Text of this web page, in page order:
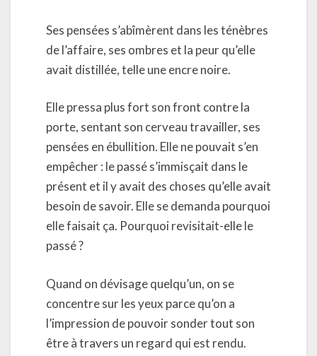
Ses pensées s’abîmèrent dans les ténèbres
de l’affaire, ses ombres et la peur qu’elle
avait distillée, telle une encre noire.
Elle pressa plus fort son front contre la
porte, sentant son cerveau travailler, ses
pensées en ébullition. Elle ne pouvait s’en
empêcher : le passé s’immisçait dans le
présent et il y avait des choses qu’elle avait
besoin de savoir. Elle se demanda pourquoi
elle faisait ça. Pourquoi revisitait-elle le
passé ?
Quand on dévisage quelqu’un, on se
concentre sur les yeux parce qu’on a
l’impression de pouvoir sonder tout son
être à travers un regard qui est rendu.